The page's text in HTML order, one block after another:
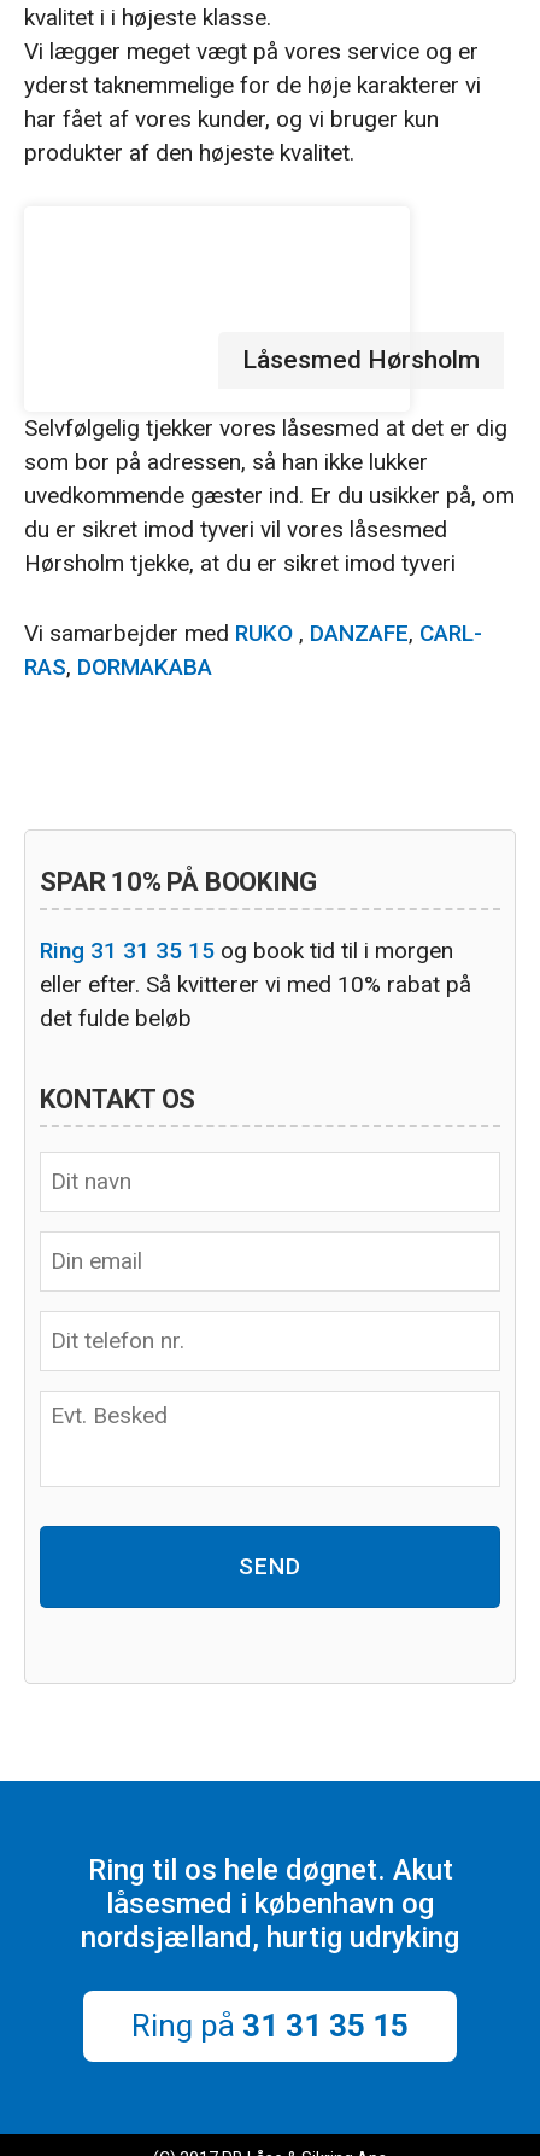
kvalitet i i højeste klasse.
Vi lægger meget vægt på vores service og er
yderst taknemmelige for de høje karakterer vi
har fået af vores kunder, og vi bruger kun
produkter af den højeste kvalitet.
Låsesmed Hørsholm
Selvfølgelig tjekker vores låsesmed at det er dig
som bor på adressen, så han ikke lukker
uvedkommende gæster ind. Er du usikker på, om
du er sikret imod tyveri vil vores låsesmed
Hørsholm tjekke, at du er sikret imod tyveri
Vi samarbejder med RUKO , DANZAFE, CARL-
RAS, DORMAKABA
Primær
Sidebar
SPAR 10% PÅ BOOKING
Ring 31 31 35 15 og book tid til i morgen
eller efter. Så kvitterer vi med 10% rabat på
det fulde beløb
KONTAKT OS
FooterRing til os hele døgnet. Akut
låsesmed i københavn og
nordsjælland, hurtig udryking
Ring på 31 31 35 15